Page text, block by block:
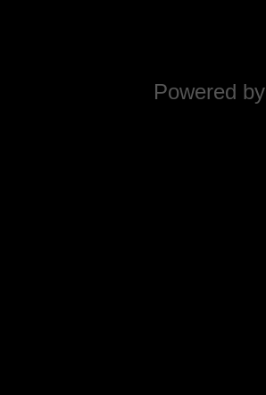
Powered by